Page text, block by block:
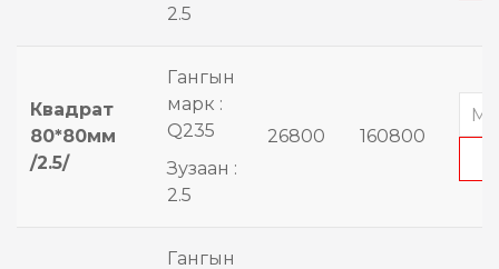
2.5
Квадрат
80*80мм
/2.5/
Гангын
марк :
Q235
Зузаан :
2.5
26800 160800
Гангын